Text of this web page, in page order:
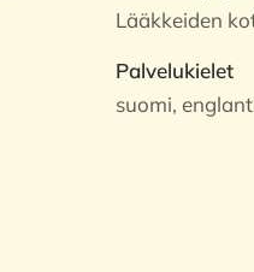
Lääkkeiden
Palvelukielet
suomi,